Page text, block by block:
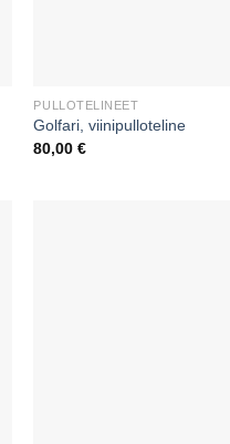
PULLOTELINEET
Golfari, viinipulloteline
80,00€